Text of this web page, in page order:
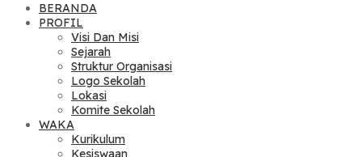
BERANDA
PROFIL
Visi Dan Misi
Sejarah
Struktur Organisasi
Logo Sekolah
Lokasi
Komite Sekolah
WAKA
Kurikulum
Kesiswaan